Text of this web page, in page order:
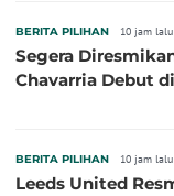
BERITA PILIHAN 10 jam lalu
Segera
Chavarria Debut
BERITA PILIHAN 10 jam lalu
Leeds United